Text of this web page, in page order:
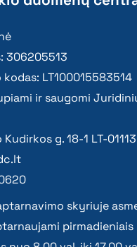
306205513
LT100015583514
ir saugomi
g. 18-1 LT-
skyriuje
pirmadieniais